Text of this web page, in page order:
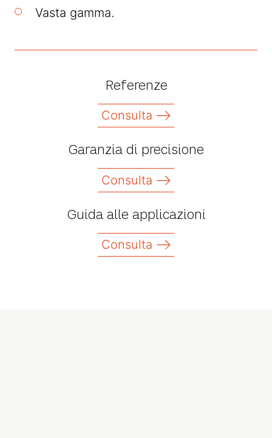
Vasta gamma.
Referenze
Consulta
Garanzia di precisione
Consulta
Guida alle applicazioni
Consulta